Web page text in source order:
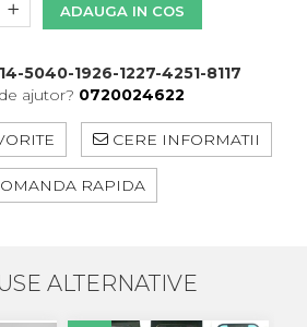
ADAUGA IN COS
5040-1926-1227-4251-8117
ajutor? 0720024622
CERE INFORMATII
RAPIDA
ALTERNATIVE